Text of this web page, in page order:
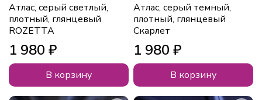
Атлас, серый светлый,
плотный, глянцевый
ROZETTA
1 980 ₽
В корзину
Атлас, серый темный,
плотный, глянцевый
Скарлет
1 980 ₽
В корзину